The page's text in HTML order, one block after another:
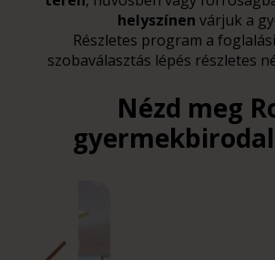
helyszínen várjuk a
Részletes program a
szobaválasztás lépés részletes
Nézd meg